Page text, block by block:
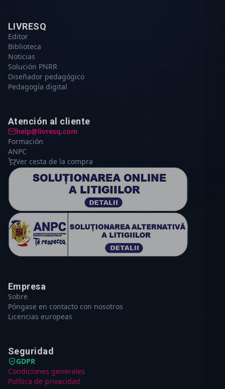
LIVRESQ
Editor
Biblioteca
Noticias
Solución PNRR
Diseñador pedagógico
Pedagogía digital
Atención al cliente
help@livresq.com
Formación
ANPC
Ver cesta de la compra
Empresa
Sobre
Póngase en contacto con nosotros
Licencias europeas
Seguridad
GDPR
Condiciones generales
Política de privacidad